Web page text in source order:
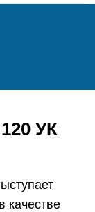
УК
качестве